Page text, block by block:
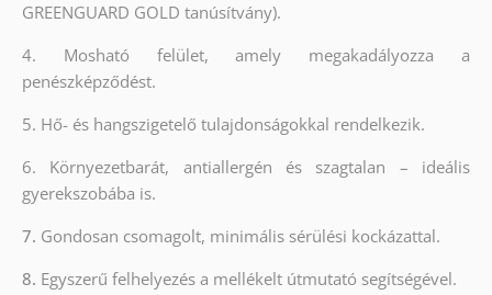
GREENGUARD GOLD tanúsítvány).
4. Mosható felület, amely megakadályozza a
penészképződést.
5. Hő- és hangszigetelő tulajdonságokkal rendelkezik.
6. Környezetbarát, antiallergén és szagtalan – ideális
gyerekszobába is.
7. Gondosan csomagolt, minimális sérülési kockázattal.
8. Egyszerű felhelyezés a mellékelt útmutató segítségével.